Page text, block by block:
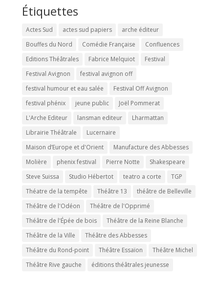
Étiquettes
Actes Sud actes sud papiers
arche éditeur
Bouffes du Nord
Comédie Française
Confluences
Editions Théâtrales
Fabrice Melquiot
Festival
Festival Avignon
festival avignon off
festival humour et eau salée
Festival Off Avignon
festival phénix
jeune public
Joël Pommerat
L'Arche Editeur
lansman editeur
Lharmattan
Librairie Théâtrale
Lucernaire
Maison d’Europe et d'Orient
Manufacture des Abbesses
Molière
phenix festival Pierre Notte
Shakespeare
Steve Suissa
Studio Hébertot teatro a corte
TGP
Théatre de la tempête
Théâtre 13
théâtre de Belleville
Théâtre de l'Odéon
Théâtre de l'Opprimé
Théâtre de l'Épée de bois
Théâtre de la Reine Blanche
Théâtre de la Ville
Théâtre des Abbesses
Théâtre du Rond-point
Théâtre Essaïon
Théâtre Michel
Théâtre Rive gauche
éditions théâtrales jeunesse